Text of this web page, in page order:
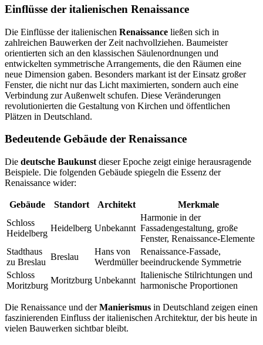
Einflüsse der italienischen Renaissance
Die Einflüsse der italienischen Renaissance ließen sich in
zahlreichen Bauwerken der Zeit nachvollziehen. Baumeister
orientierten sich an den klassischen Säulenordnungen und
entwickelten symmetrische Arrangements, die den Räumen eine
neue Dimension gaben. Besonders markant ist der Einsatz großer
Fenster, die nicht nur das Licht maximierten, sondern auch eine
Verbindung zur Außenwelt schufen. Diese Veränderungen
revolutionierten die Gestaltung von Kirchen und öffentlichen
Plätzen in Deutschland.
Bedeutende Gebäude der Renaissance
Die deutsche Baukunst dieser Epoche zeigt einige herausragende
Beispiele. Die folgenden Gebäude spiegeln die Essenz der
Renaissance wider:
Gebäude Standort Architekt
Merkmale
Schloss
Heidelberg
Heidelberg Unbekannt
Harmonie in der
Fassadengestaltung, große
Fenster, Renaissance-Elemente
Stadthaus
zu Breslau
Breslau
Hans von
Werdmüller
Renaissance-Fassade,
beeindruckende Symmetrie
Schloss
Moritzburg
Moritzburg Unbekannt
Italienische Stilrichtungen und
harmonische Proportionen
Die Renaissance und derManierismus in Deutschland zeigen einen
faszinierenden Einfluss der italienischen Architektur, der bis heute in
vielen Bauwerken sichtbar bleibt.